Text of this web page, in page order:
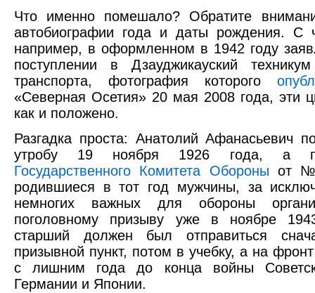
Что именно помешало? Обратите
автобиографии года и даты рождения. С
например, в оформленном в 1942 году
поступлении в Дзауджикауский
транспорта, фотография которого
«Северная Осетия» 20 мая 2008 года, эти
как и положено.
Разгадка проста: Анатолий Афанасьевич
утробу 19 ноября 1926 года,
Государственного Комитета Обороны от №
родившиеся в тот год мужчины, за
немногих важных для обороны
поголовному призыву уже в ноябре
старший должен был отправиться
призывной пункт, потом в учебку, а на
с лишним года до конца войны
Германии и Японии.